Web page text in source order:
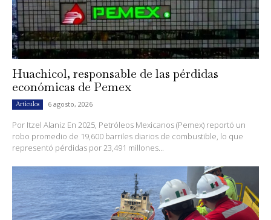
Huachicol, responsable de las pérdidas
económicas de Pemex
Artículos 6 agosto, 2026
Por Itzel Alaniz En 2025, Petróleos Mexicanos (Pemex) reportó un
robo promedio de 19,600 barriles diarios de combustible, lo que
representó pérdidas por 23,491 millones...